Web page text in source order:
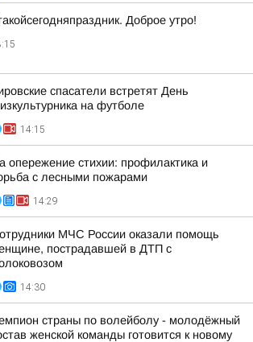
Доброе утро!
спасатели встретят День
на футболе
14:15
опережение стихии: профилактика и
с лесными пожарами
14:29
МЧС России оказали помощь
пострадавшей в ДТП с
14:30
страны по волейболу - молодёжный
женской команды готовится к новому